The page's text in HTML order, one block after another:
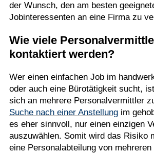
der Wunsch, den am besten
Jobinteressenten an eine Firma zu
Wie viele
kontaktiert werden?
Wer einen einfachen Job im
oder auch eine Bürotätigkeit sucht,
sich an mehrere Personalvermittler
Suche nach einer Anstellungim
es eher sinnvoll, nur einen einzigen
auszuwählen. Somit wird das Risiko
eine Personalabteilung von